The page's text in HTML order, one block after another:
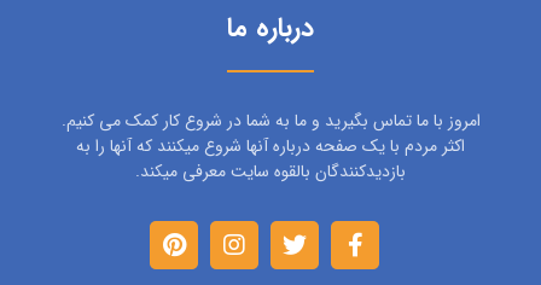
درباره ما
امروز با ما تماس بگیرید و ما به شما در شروع کار کمک می کنیم.
اکثر مردم با یک صفحه درباره آنها شروع میکنند که آنها را به
بازدیدکنندگان بالقوه سایت معرفی میکند.